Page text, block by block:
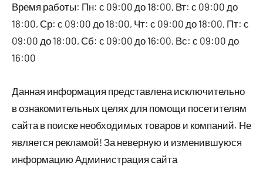
Время работы: Пн: с 09:00 до 18:00, Вт: с 09:00 до
18:00, Ср: с 09:00 до 18:00, Чт: с 09:00 до 18:00, Пт: с
09:00 до 18:00, Сб: с 09:00 до 16:00, Вс: с 09:00 до
16:00
Данная информация представлена исключительно
в ознакомительных целях для помощи посетителям
сайта в поиске необходимых товаров и компаний. Не
является рекламой! За неверную и изменившуюся
информацию Администрация сайта